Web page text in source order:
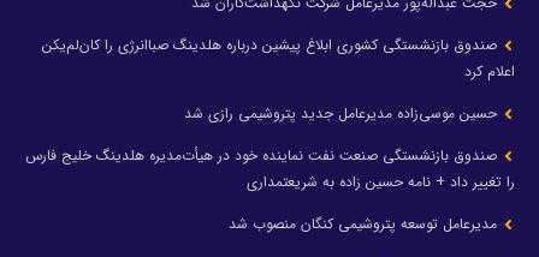
صندوق بازنشستگی کشوری ابلاغ پیشین درباره هلدینگ صباانرژی را کان‌لم‌یکن
اعلام کرد
حسین موسی‌زاده مدیرعامل جدید پتروشیمی رازی شد
صندوق بازنشستگی صنعت نفت نماینده خود در هیأت‌مدیره هلدینگ خلیج فارس
را تغییر داد + نامه حسین زاده به شریعتمداری
مدیرعامل توسعه پتروشیمی کنگان منصوب شد